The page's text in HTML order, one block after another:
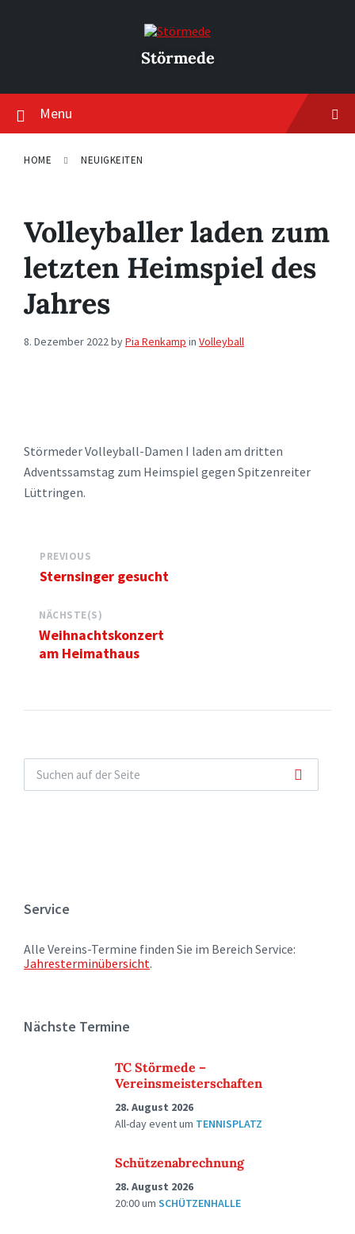
Störmede
Menu
HOME NEUIGKEITEN
Volleyballer laden zum
letzten Heimspiel des
Jahres
8. Dezember 2022byPia Renkamp in Volleyball
Störmeder Volleyball-Damen I laden am dritten
Adventssamstag zum Heimspiel gegen Spitzenreiter
Lüttringen.
PREVIOUS
Sternsinger gesucht
NÄCHSTE(S)
Weihnachtskonzert
am Heimathaus
Service
Alle Vereins-Termine finden Sie im Bereich Service:
Jahresterminübersicht.
Nächste Termine
TC Störmede –
Vereinsmeisterschaften
28. August 2026
All-day eventum TENNISPLATZ
Schützenabrechnung
28. August 2026
20:00um SCHÜTZENHALLE